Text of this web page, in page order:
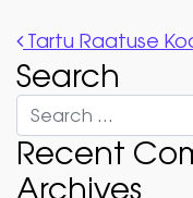
Post
Tartu Raatuse
Search
Search
Recent
Archives